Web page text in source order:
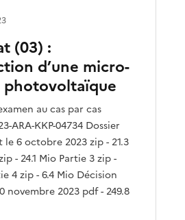
(03) :
d’une micro-
photovoltaïque
au cas par cas
ARA-KKP-04734 Dossier
6 octobre 2023 zip - 21.3
- 24.1 Mio Partie 3 zip -
4 zip - 6.4 Mio Décision
novembre 2023 pdf - 249.8